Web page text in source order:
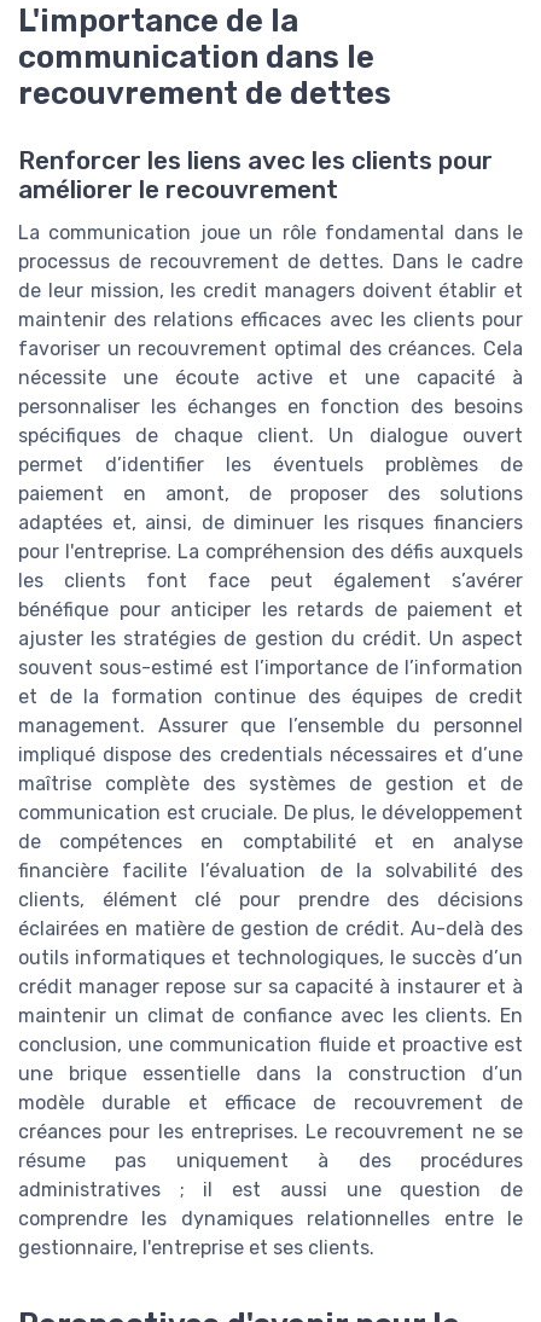
L'importance de la
communication dans le
recouvrement de dettes
Renforcer les liens avec les clients pour
améliorer le recouvrement
La communication joue un rôle fondamental dans le
processus de recouvrement de dettes. Dans le cadre
de leur mission, les credit managers doivent établir et
maintenir des relations efficaces avec les clients pour
favoriser un recouvrement optimal des créances. Cela
nécessite une écoute active et une capacité à
personnaliser les échanges en fonction des besoins
spécifiques de chaque client. Un dialogue ouvert
permet d’identifier les éventuels problèmes de
paiement en amont, de proposer des solutions
adaptées et, ainsi, de diminuer les risques financiers
pour l'entreprise. La compréhension des défis auxquels
les clients font face peut également s’avérer
bénéfique pour anticiper les retards de paiement et
ajuster les stratégies de gestion du crédit. Un aspect
souvent sous-estimé est l’importance de l’information
et de la formation continue des équipes de credit
management. Assurer que l’ensemble du personnel
impliqué dispose des credentials nécessaires et d’une
maîtrise complète des systèmes de gestion et de
communication est cruciale. De plus, le développement
de compétences en comptabilité et en analyse
financière facilite l’évaluation de la solvabilité des
clients, élément clé pour prendre des décisions
éclairées en matière de gestion de crédit. Au-delà des
outils informatiques et technologiques, le succès d’un
crédit manager repose sur sa capacité à instaurer et à
maintenir un climat de confiance avec les clients. En
conclusion, une communication fluide et proactive est
une brique essentielle dans la construction d’un
modèle durable et efficace de recouvrement de
créances pour les entreprises. Le recouvrement ne se
résume pas uniquement à des procédures
administratives ; il est aussi une question de
comprendre les dynamiques relationnelles entre le
gestionnaire, l'entreprise et ses clients.